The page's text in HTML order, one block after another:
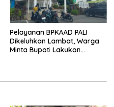
Pelayanan BPKAAD PALI
Dikeluhkan Lambat, Warga
Minta Bupati Lakukan